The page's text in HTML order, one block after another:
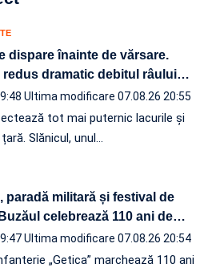
dispare înainte de vărsare.
redus dramatic debitul râului…
Ultima modificare 07.08.26 20:55
tot mai puternic lacurile și
Slănicul, unul…
paradă militară și festival de
celebrează 110 ani de…
Ultima modificare 07.08.26 20:54
„Getica” marchează 110 ani